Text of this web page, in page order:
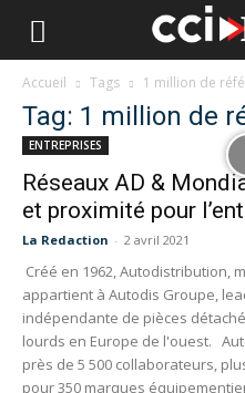
Accueil Tags 1 million de
Tag: 1 million de
ENTREPRISES
Réseaux AD &
et proximité pour
La Redaction - 2 avril 2021
Créé en 1962, Autodistribution,
appartient à Autodis Groupe,
indépendante de pièces
lourds en Europe de l'ouest.
près de 5 500 collaborateurs,
pour 350 marques